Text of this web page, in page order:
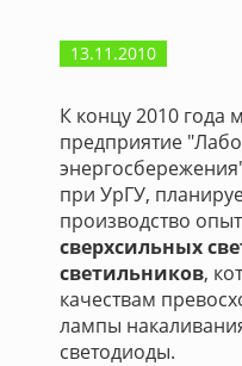
13.11.2010
К концу 2010 года
предприятие
при УрГУ,
производство
сверхсильных
светильников,
качествам
лампы
светодиоды.